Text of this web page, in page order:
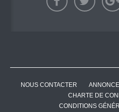
NOUS CONTACTER
CHARTE DE
CONDITIONS